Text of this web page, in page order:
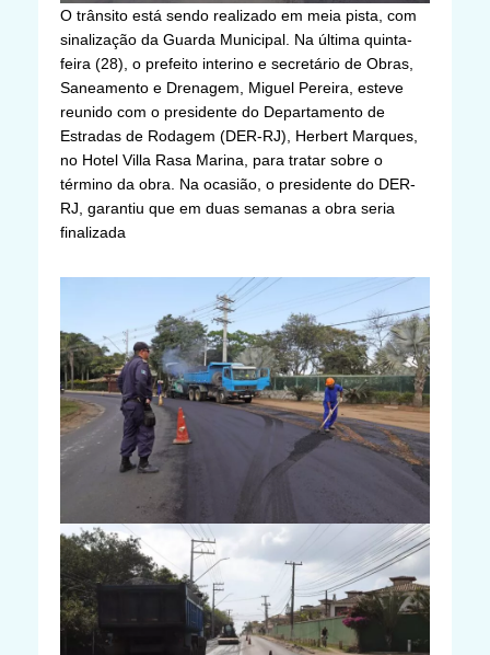
O trânsito está sendo realizado em meia pista, com
sinalização da Guarda Municipal. Na última quinta-
feira (28), o prefeito interino e secretário de Obras,
Saneamento e Drenagem, Miguel Pereira, esteve
reunido com o presidente do Departamento de
Estradas de Rodagem (DER-RJ), Herbert Marques,
no Hotel Villa Rasa Marina, para tratar sobre o
término da obra. Na ocasião, o presidente do DER-
RJ, garantiu que em duas semanas a obra seria
finalizada